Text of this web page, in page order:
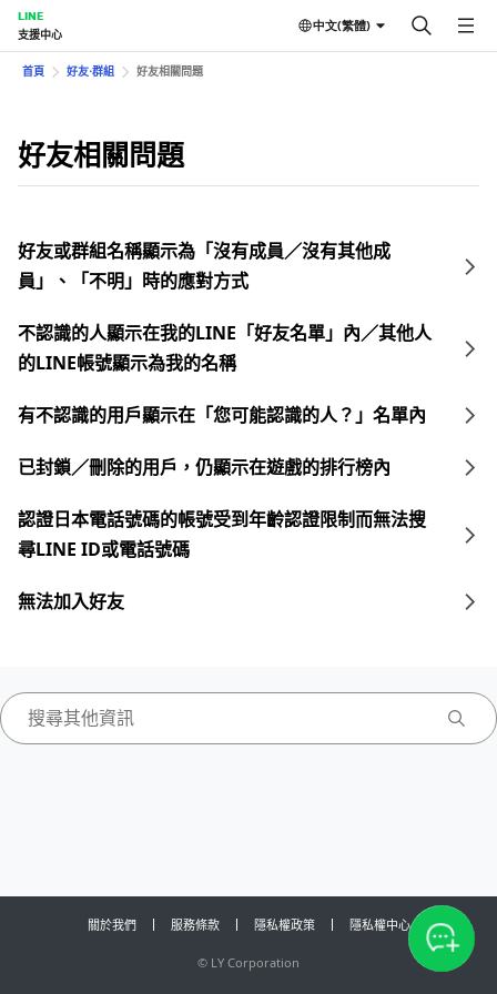
LINE
支援中心
中文(繁體)
首頁 好友⋅群組 好友相關問題
好友相關問題
好友或群組名稱顯示為「沒有成員／沒有其他成
員」、「不明」時的應對方式
不認識的人顯示在我的LINE「好友名單」內／其他人
的LINE帳號顯示為我的名稱
有不認識的用戶顯示在「您可能認識的人？」名單內
已封鎖／刪除的用戶，仍顯示在遊戲的排行榜內
認證日本電話號碼的帳號受到年齡認證限制而無法搜
尋LINE ID或電話號碼
無法加入好友
關於我們 服務條款 隱私權政策 隱私權中心
© LY Corporation